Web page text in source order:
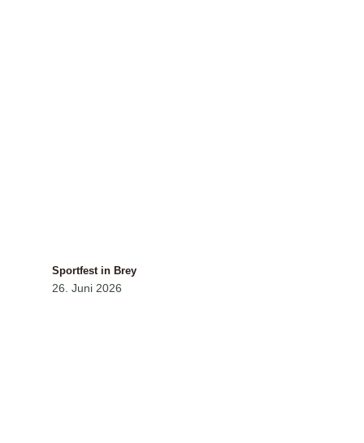
Sportfest in Brey
26. Juni 2026